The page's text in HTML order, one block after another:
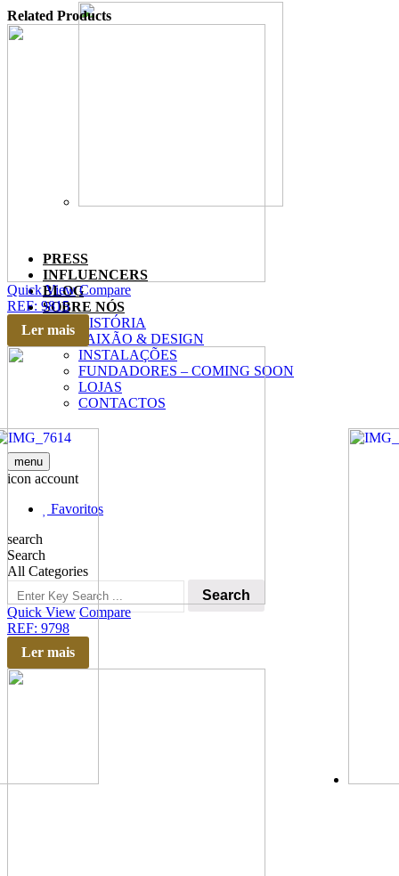
PRESS
INFLUENCERS
BLOG
SOBRE NÓS
HISTÓRIA
PAIXÃO & DESIGN
INSTALAÇÕES
FUNDADORES – COMING SOON
LOJAS
CONTACTOS
menu
icon account
Favoritos
search
Search
All Categories
Search
Related Products
Quick View Compare
REF: 9815
Ler mais
Quick View Compare
REF: 9798
Ler mais